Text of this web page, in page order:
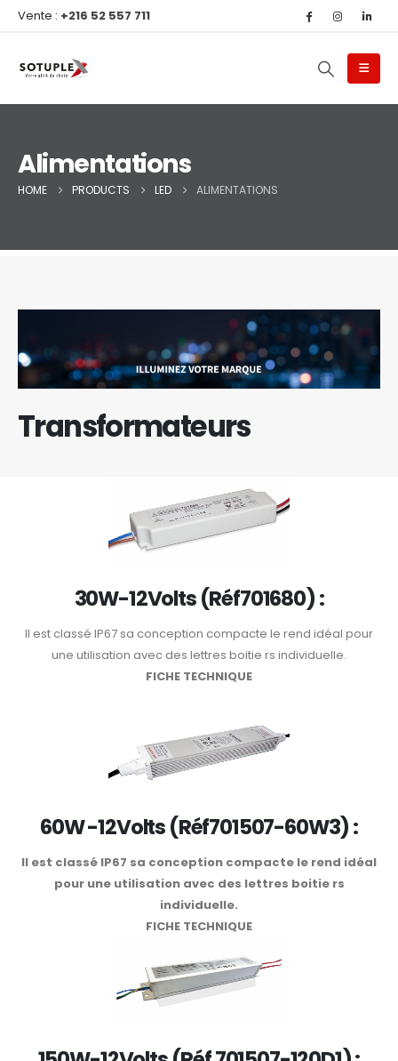
Vente : +216 52 557 711
Alimentations
HOME PRODUCTS LED ALIMENTATIONS
Transformateurs
30W-12Volts (Réf701680) :
Il est classé IP67 sa conception compacte le rend idéal pour
une utilisation avec des lettres boitie rs individuelle.
FICHE TECHNIQUE
60W -12Volts (Réf701507-60W3) :
Il est classé IP67 sa conception compacte le rend idéal
pour une utilisation avec des lettres boitie rs
individuelle.
FICHE TECHNIQUE